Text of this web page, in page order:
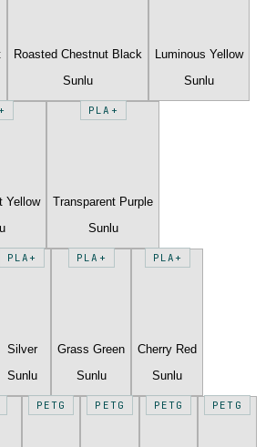
Roasted Chestnut Black
Sunlu
Luminous Yellow
Sunlu
Yellow
PLA+
Transparent Purple
Sunlu
PLA+
Silver
Sunlu
PLA+
Grass Green
Sunlu
PLA+
Cherry Red
Sunlu
PETG PETG PETG PETG